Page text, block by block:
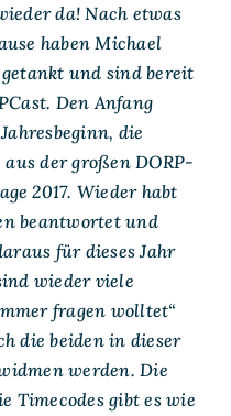
da! Nach etwas
haben Michael
und sind bereit
Den Anfang
die
der großen DORP-
2017. Wieder habt
beantwortet und
für dieses Jahr
wieder viele
fragen wolltet“
die beiden in dieser
werden. Die
Timecodes gibt es wie